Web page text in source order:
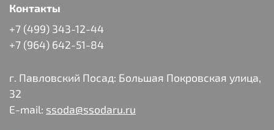
Контакты
+7 (499) 343-12-44
+7 (964) 642-51-84
г. Павловский Посад: Большая Покровская улица,
32
E-mail: ssoda@ssodaru.ru